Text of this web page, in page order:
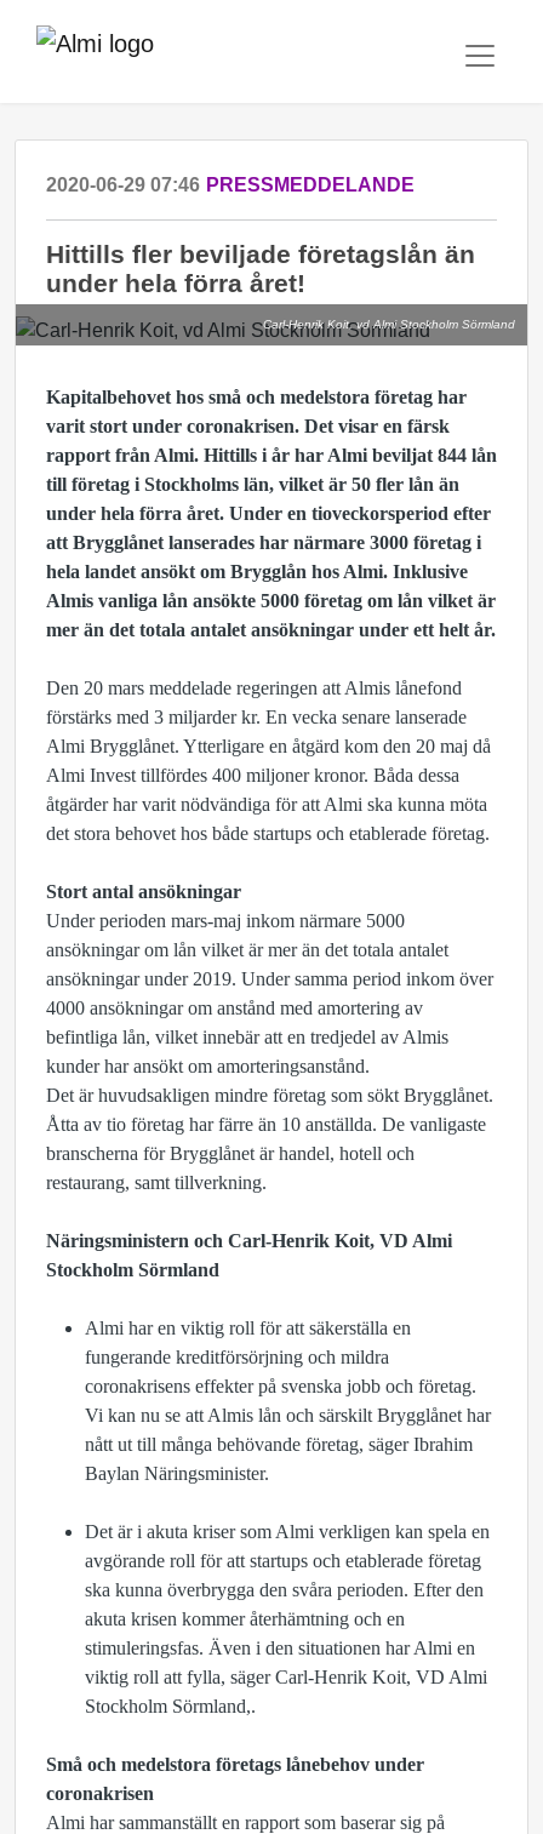
2020-06-29 07:46 PRESSMEDDELANDE
Hittills fler beviljade företagslån än
under hela förra året!
Carl-Henrik Koit, vd Almi Stockholm Sörmland
Kapitalbehovet hos små och medelstora företag har
varit stort under coronakrisen. Det visar en färsk
rapport från Almi. Hittills i år har Almi beviljat 844 lån
till företag i Stockholms län, vilket är 50 fler lån än
under hela förra året. Under en tioveckorsperiod efter
att Brygglånet lanserades har närmare 3000 företag i
hela landet ansökt om Brygglån hos Almi. Inklusive
Almis vanliga lån ansökte 5000 företag om lån vilket är
mer än det totala antalet ansökningar under ett helt år.
Den 20 mars meddelade regeringen att Almis lånefond
förstärks med 3 miljarder kr. En vecka senare lanserade
Almi Brygglånet. Ytterligare en åtgärd kom den 20 maj då
Almi Invest tillfördes 400 miljoner kronor. Båda dessa
åtgärder har varit nödvändiga för att Almi ska kunna möta
det stora behovet hos både startups och etablerade företag.
Stort antal ansökningar
Under perioden mars-maj inkom närmare 5000
ansökningar om lån vilket är mer än det totala antalet
ansökningar under 2019. Under samma period inkom över
4000 ansökningar om anstånd med amortering av
befintliga lån, vilket innebär att en tredjedel av Almis
kunder har ansökt om amorteringsanstånd.
Det är huvudsakligen mindre företag som sökt Brygglånet.
Åtta av tio företag har färre än 10 anställda. De vanligaste
branscherna för Brygglånet är handel, hotell och
restaurang, samt tillverkning.
Näringsministern och Carl-Henrik Koit, VD Almi
Stockholm Sörmland
Almi har en viktig roll för att säkerställa en
fungerande kreditförsörjning och mildra
coronakrisens effekter på svenska jobb och företag.
Vi kan nu se att Almis lån och särskilt Brygglånet har
nått ut till många behövande företag, säger Ibrahim
Baylan Näringsminister.
Det är i akuta kriser som Almi verkligen kan spela en
avgörande roll för att startups och etablerade företag
ska kunna överbrygga den svåra perioden. Efter den
akuta krisen kommer återhämtning och en
stimuleringsfas. Även i den situationen har Almi en
viktig roll att fylla, sägerCarl-Henrik Koit, VD Almi
Stockholm Sörmland,.
Små och medelstora företags lånebehov under
coronakrisen
Almi har sammanställt en rapport som baserar sig på